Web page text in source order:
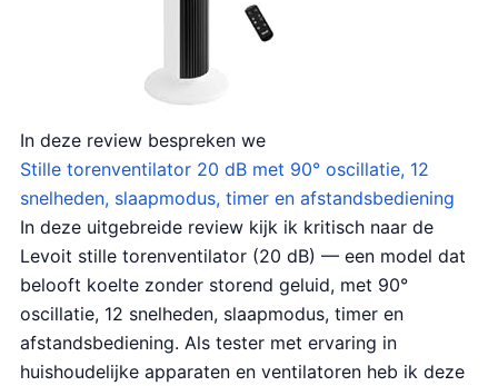
In deze review bespreken we
Stille torenventilator 20 dB met 90° oscillatie, 12
snelheden, slaapmodus, timer en afstandsbediening
In deze uitgebreide review kijk ik kritisch naar de
Levoit stille torenventilator (20 dB) — een model dat
belooft koelte zonder storend geluid, met 90°
oscillatie, 12 snelheden, slaapmodus, timer en
afstandsbediening. Als tester met ervaring in
huishoudelijke apparaten en ventilatoren heb ik deze